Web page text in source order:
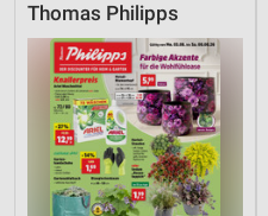
Thomas Philipps